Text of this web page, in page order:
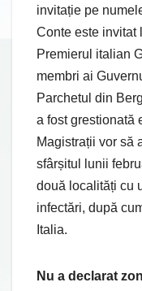
invitație pe
Conte este invitat
Premierul italian
membri ai
Parchetul din
a fost grestionată
Magistrații vor să
sfârșitul lunii
două localități cu
infectări, după
Italia.
Nu a declarat